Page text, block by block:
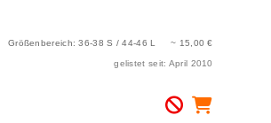
Größenbereich: 36-38 S / 44-46 L ~ 15,00 €
gelistet seit: April 2010